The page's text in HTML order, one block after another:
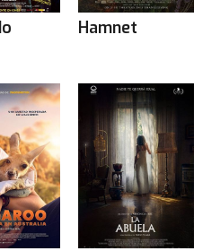
Hamnet